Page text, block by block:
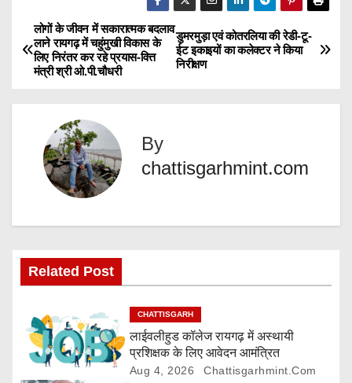
d
i
n
P
o
s
a
डुमरमुड़ा एवं कोतरलिया की रेडी-टू-
ईट इकाइयों का कलेक्टर ने किया
निरीक्षण
लोगों के जीवन में सकारात्मक बदलाव
लाने रायगढ़ में चहुंमुखी विकास के
लिए निरंतर कर रहे प्रयास-वित्त
मंत्री श्री ओ.पी.चौधरी
By
chattisgarhmint.com
Related Post
CHATTISGARH
लाईवलीहुड कॉलेज रायगढ़ में अस्थायी
प्रशिक्षक के लिए आवेदन आमंत्रित
Aug 4, 2026 Chattisgarhmint.com